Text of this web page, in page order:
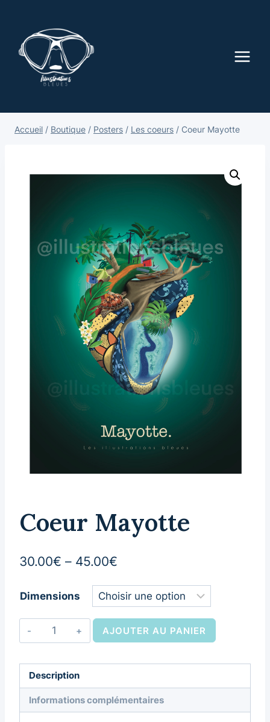
Accueil / Boutique / Posters / Les coeurs / Coeur Mayotte
Coeur Mayotte
30.00€ – 45.00€
Dimensions
AJOUTER AU PANIER
Description
Informations complémentaires